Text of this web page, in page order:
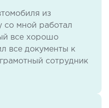
из
со мной работал
все хорошо
все документы к
сотрудник
осуществлял